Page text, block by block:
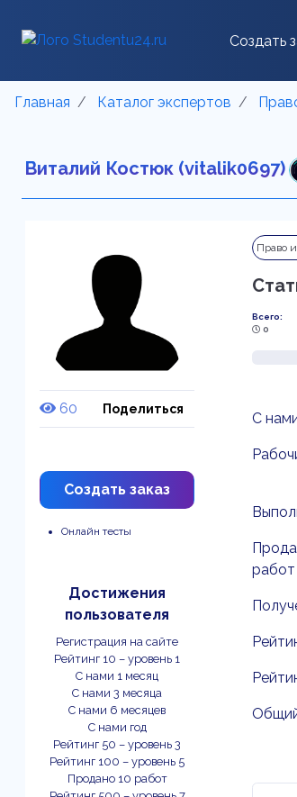
Создать
Главная Каталог экспертов
Виталий Костюк (vitalik0697)
60 Поделиться
Создать заказ
Онлайн тесты
Достижения
пользователя
Регистрация на сайте
Рейтинг 10 – уровень 1
С нами 1 месяц
С нами 3 месяца
С нами 6 месяцев
С нами год
Рейтинг 50 – уровень 3
Рейтинг 100 – уровень 5
Продано 10 работ
Право
Всего:
0
С
работ